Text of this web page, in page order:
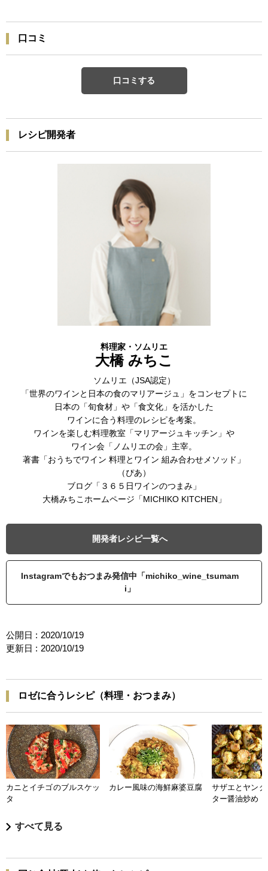
口コミ
口コミする
レシピ開発者
料理家・ソムリエ
大橋 みちこ
ソムリエ（JSA認定）
「世界のワインと日本の食のマリアージュ」をコンセプトに
日本の「旬食材」や「食文化」を活かした
ワインに合う料理のレシピを考案。
ワインを楽しむ料理教室「マリアージュキッチン」や
ワイン会「ノムリエの会」主宰。
著書「おうちでワイン 料理とワイン 組み合わせメソッド」
（ぴあ）
ブログ「３６５日ワインのつまみ」
大橋みちこホームページ「MICHIKO KITCHEN」
開発者レシピ一覧へ
Instagramでもおつまみ発信中「michiko_wine_tsumam
i」
公開日 : 2020/10/19
更新日 : 2020/10/19
ロゼに合うレシピ（料理・おつまみ）
カニとイチゴのブルスケッ
タ
カレー風味の海鮮麻婆豆腐
サザエとヤン
ター醤油炒め
すべて見る